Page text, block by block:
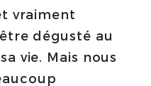
vraiment
dégusté au
vie. Mais nous